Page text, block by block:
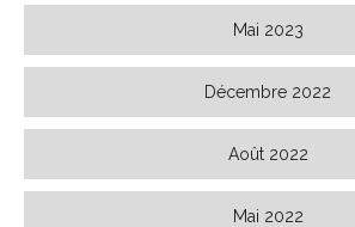
Mai 2023
Décembre 2022
Août 2022
Mai 2022